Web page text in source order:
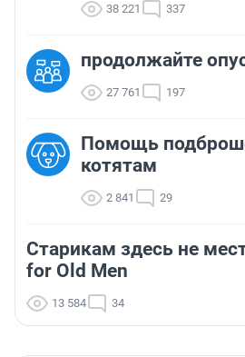
38 221 337
продолжайте
27 761 197
Помощь
котятам
2 841 29
Старикам здесь не
for Old Men
13 584 34